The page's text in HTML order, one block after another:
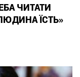
ЧИТАТИ
ЇСТЬ»